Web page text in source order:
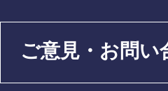
ご意見・お問い